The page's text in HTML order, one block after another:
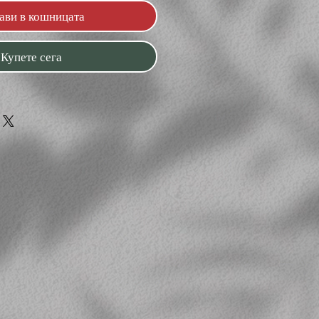
в кошницата
Купете сега